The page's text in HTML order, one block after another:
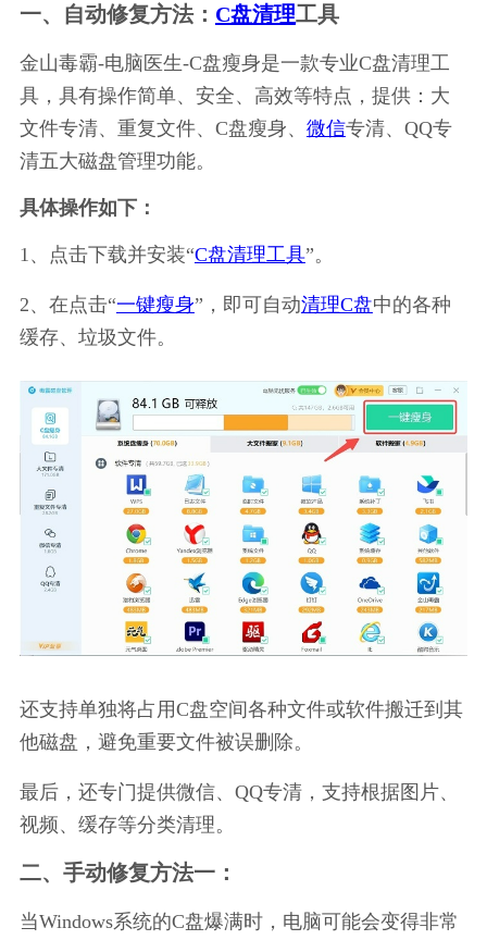
一、自动修复方法： C盘清理工具
金山毒霸-电脑医生-C盘瘦身是一款专业C盘清理工
具，具有操作简单、安全、高效等特点，提供：大
文件专清、重复文件、C盘瘦身、 微信专清、QQ专
清五大磁盘管理功能。
具体操作如下：
1、点击下载并安装“C盘清理工具”。
2、在点击“一键瘦身”，即可自动清理C盘中的各种
缓存、垃圾文件。
还支持单独将占用C盘空间各种文件或软件搬迁到其
他磁盘，避免重要文件被误删除。
最后，还专门提供微信、QQ专清，支持根据图片、
视频、缓存等分类清理。
二、手动修复方法一：
当Windows系统的C盘爆满时，电脑可能会变得非常